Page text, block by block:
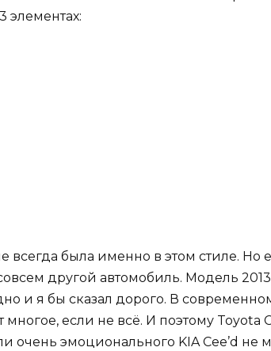
элементах:
всегда была именно в этом стиле. Но
другой автомобиль. Модель
и я бы сказал дорого. В
если не всё. И поэтому Toyota
очень эмоционального KIA Cee’d не